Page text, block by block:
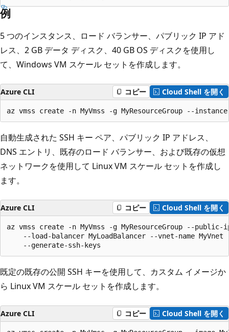
例
5 つのインスタンス、ロード バランサー、パブリック IP アド
レス、2 GB データ ディスク、40 GB OS ディスクを使用し
て、Windows VM スケール セットを作成します。
Azure CLI コピー Cloud Shell を開く
az vmss create -n MyVmss -g MyResourceGroup --
自動生成された SSH キー ペア、パブリック IP アドレス、
DNS エントリ、既存のロード バランサー、および既存の仮想
ネットワークを使用して Linux VM スケール セットを作成し
ます。
Azure CLI コピー Cloud Shell を開く
az vmss create -n MyVmss -g MyResourceGroup --
--load-balancer MyLoadBalancer --vnet-name MyVnet
    --generate-ssh-keys
既定の既存の公開 SSH キーを使用して、カスタム イメージか
ら Linux VM スケール セットを作成します。
Azure CLI コピー Cloud Shell を開く